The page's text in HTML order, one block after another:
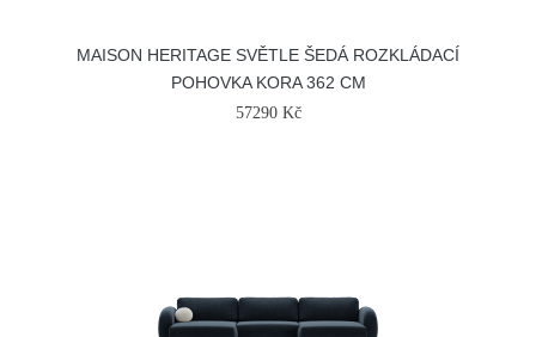
MAISON HERITAGE SVĚTLE ŠEDÁ ROZKLÁDACÍ
POHOVKA KORA 362 CM
57290 Kč